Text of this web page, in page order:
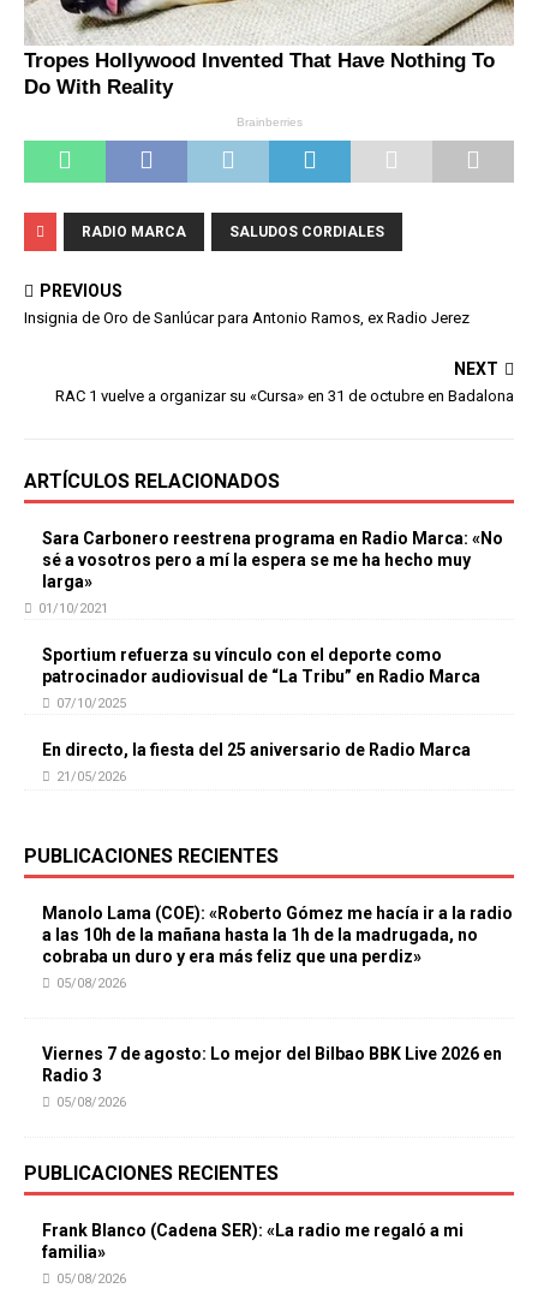
RADIO MARCA SALUDOS CORDIALES
PREVIOUS
Insignia de Oro de Sanlúcar para Antonio Ramos, ex Radio Jerez
NEXT
RAC 1 vuelve a organizar su «Cursa» en 31 de octubre en Badalona
ARTÍCULOS RELACIONADOS
Sara Carbonero reestrena programa en Radio Marca: «No
sé a vosotros pero a mí la espera se me ha hecho muy
larga»
01/10/2021
Sportium refuerza su vínculo con el deporte como
patrocinador audiovisual de “La Tribu” en Radio Marca
07/10/2025
En directo, la fiesta del 25 aniversario de Radio Marca
21/05/2026
PUBLICACIONES RECIENTES
Manolo Lama (COE): «Roberto Gómez me hacía ir a la radio
a las 10h de la mañana hasta la 1h de la madrugada, no
cobraba un duro y era más feliz que una perdiz»
05/08/2026
Viernes 7 de agosto: Lo mejor del Bilbao BBK Live 2026 en
Radio 3
05/08/2026
PUBLICACIONES RECIENTES
Frank Blanco (Cadena SER): «La radio me regaló a mi
familia»
05/08/2026